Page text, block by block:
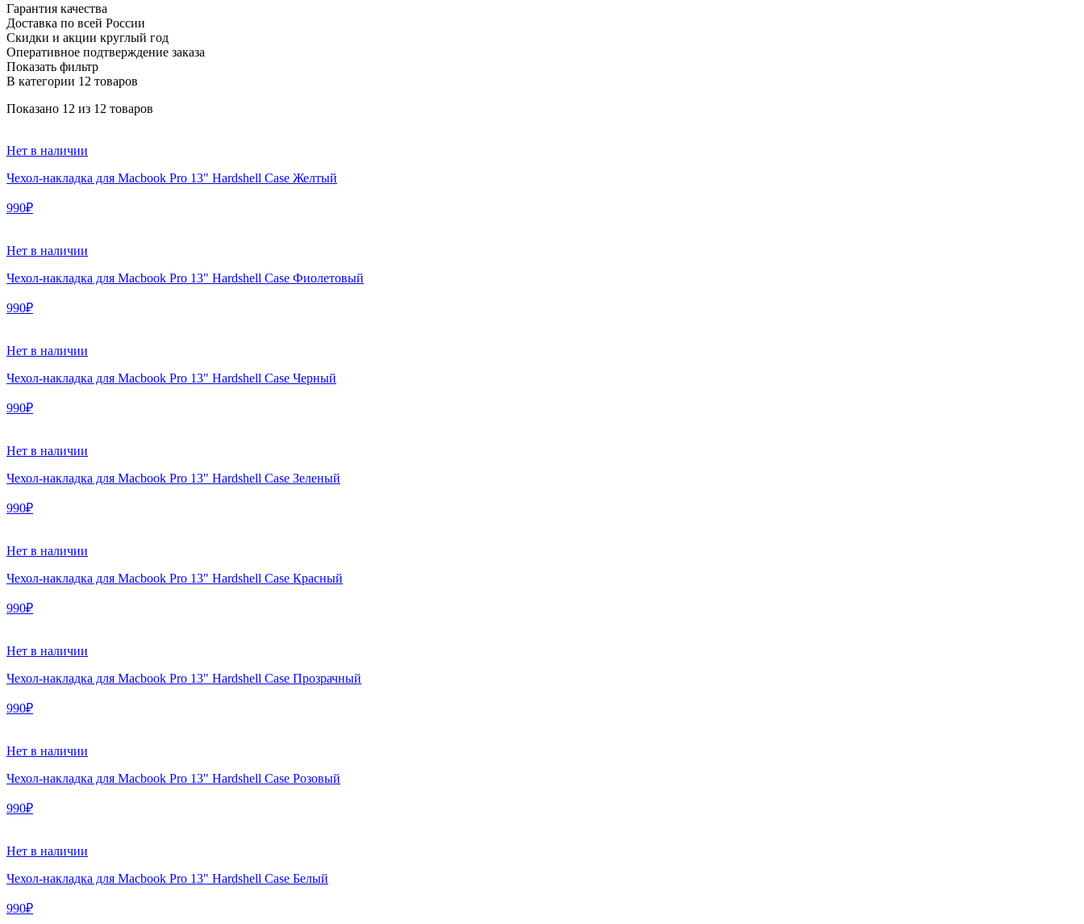
Гарантия качества
Доставка по всей России
Скидки и акции круглый год
Оперативное подтверждение заказа
Показать фильтр
В категории 12 товаров
Показано 12 из 12 товаров
Нет в наличии
Чехол-накладка для Macbook Pro 13" Hardshell Case Желтый
990₽
Нет в наличии
Чехол-накладка для Macbook Pro 13" Hardshell Case Фиолетовый
990₽
Нет в наличии
Чехол-накладка для Macbook Pro 13" Hardshell Case Черный
990₽
Нет в наличии
Чехол-накладка для Macbook Pro 13" Hardshell Case Зеленый
990₽
Нет в наличии
Чехол-накладка для Macbook Pro 13" Hardshell Case Красный
990₽
Нет в наличии
Чехол-накладка для Macbook Pro 13" Hardshell Case Прозрачный
990₽
Нет в наличии
Чехол-накладка для Macbook Pro 13" Hardshell Case Розовый
990₽
Нет в наличии
Чехол-накладка для Macbook Pro 13" Hardshell Case Белый
990₽